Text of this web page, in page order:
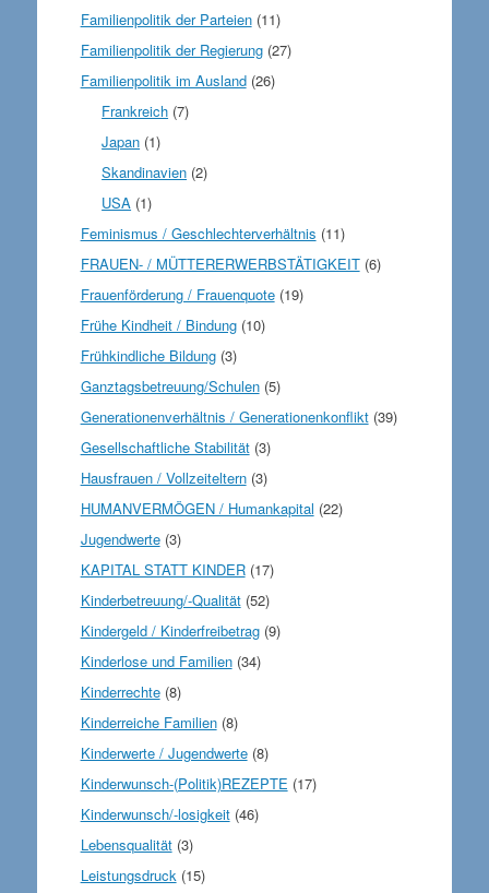
Familienpolitik der Parteien(11)
Familienpolitik der Regierung(27)
Familienpolitik im Ausland(26)
Frankreich (7)
Japan (1)
Skandinavien (2)
USA (1)
Feminismus / Geschlechterverhältnis (11)
FRAUEN- / MÜTTERERWERBSTÄTIGKEIT(6)
Frauenförderung / Frauenquote(19)
Frühe Kindheit / Bindung(10)
Frühkindliche Bildung(3)
Ganztagsbetreuung/Schulen(5)
Generationenverhältnis / Generationenkonflikt(39)
Gesellschaftliche Stabilität(3)
Hausfrauen / Vollzeiteltern(3)
HUMANVERMÖGEN / Humankapital (22)
Jugendwerte(3)
KAPITAL STATT KINDER(17)
Kinderbetreuung/-Qualität(52)
Kindergeld / Kinderfreibetrag(9)
Kinderlose und Familien(34)
Kinderrechte(8)
Kinderreiche Familien(8)
Kinderwerte / Jugendwerte(8)
Kinderwunsch-(Politik)REZEPTE (17)
Kinderwunsch/-losigkeit(46)
Lebensqualität(3)
Leistungsdruck(15)